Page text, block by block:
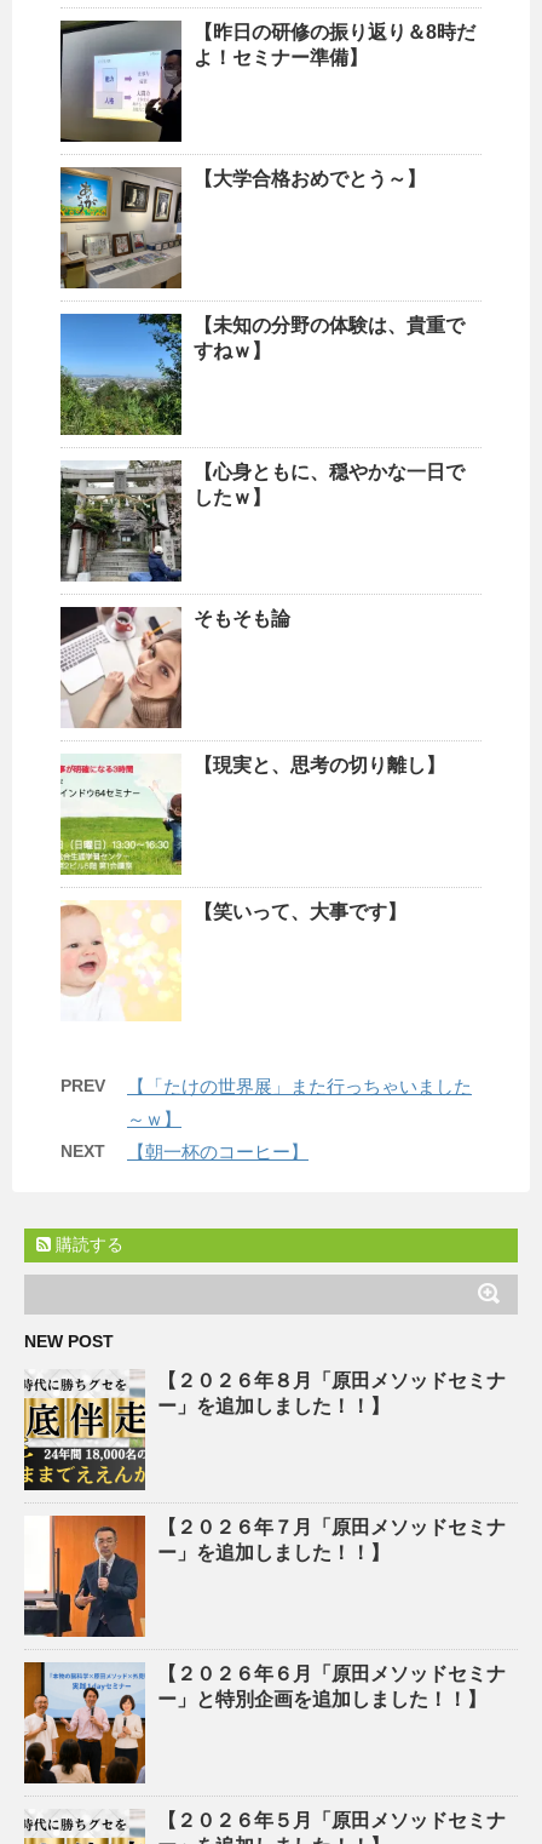
【昨日の研修の振り返り＆8時だ
よ！セミナー準備】
【大学合格おめでとう～】
【未知の分野の体験は、貴重で
すねｗ】
【心身ともに、穏やかな一日で
したｗ】
そもそも論
【現実と、思考の切り離し】
【笑いって、大事です】
PREV
【「たけの世界展」また行っちゃいました
～ｗ】
NEXT 【朝一杯のコーヒー】
購読する
NEW POST
【２０２６年８月「原田メソッドセミナ
ー」を追加しました！！】
【２０２６年７月「原田メソッドセミナ
ー」を追加しました！！】
【２０２６年６月「原田メソッドセミナ
ー」と特別企画を追加しました！！】
【２０２６年５月「原田メソッドセミナ